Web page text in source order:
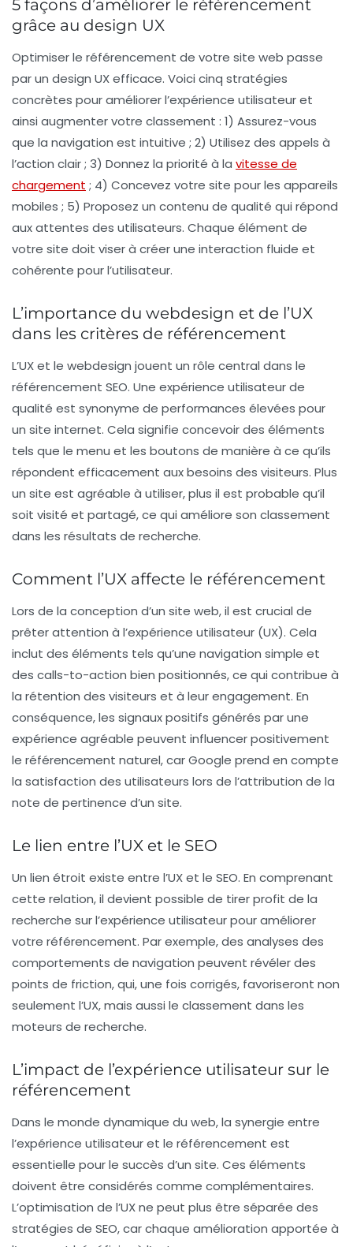
5 façons d’améliorer le référencement
grâce au design UX
Optimiser le référencement de votre site web passe
par un design UX efficace. Voici cinq stratégies
concrètes pour améliorer l’expérience utilisateuret
ainsi augmenter votre classement : 1) Assurez-vous
que la navigation est intuitive ; 2) Utilisez des appels à
l’action clair ; 3) Donnez la priorité à la vitesse de
chargement ; 4) Concevez votre site pour les appareils
mobiles ; 5) Proposez un contenu de qualité qui répond
aux attentes des utilisateurs. Chaque élément de
votre site doit viser à créer une interaction fluide et
cohérente pour l’utilisateur.
L’importance du webdesign et de l’UX
dans les critères de référencement
L’UXet le webdesign jouent un rôle central dans le
référencement SEO. Une expérience utilisateurde
qualité est synonyme de performances élevées pour
un site internet. Cela signifie concevoir des éléments
tels que le menu et les boutons de manière à ce qu’ils
répondent efficacement aux besoins des visiteurs. Plus
un site est agréable à utiliser, plus il est probable qu’il
soit visité et partagé, ce qui améliore son classement
dans les résultats de recherche.
Comment l’UX affecte le référencement
Lors de la conception d’un site web, il est crucial de
prêter attention à l’expérience utilisateur (UX). Cela
inclut des éléments tels qu’une navigation simple et
des calls-to-action bien positionnés, ce qui contribue à
la rétention des visiteurs et à leur engagement. En
conséquence, les signaux positifs générés par une
expérience agréable peuvent influencer positivement
le référencement naturel, car Google prend en compte
la satisfaction des utilisateurs lors de l’attribution de la
note de pertinence d’un site.
Le lien entre l’UX et le SEO
Un lien étroit existe entre l’UXet le SEO. En comprenant
cette relation, il devient possible de tirer profit de la
recherche sur l’expérience utilisateur pour améliorer
votre référencement. Par exemple, des analyses des
comportements de navigation peuvent révéler des
points de friction, qui, une fois corrigés, favoriseront non
seulement l’UX, mais aussi le classement dans les
moteurs de recherche.
L’impact de l’expérience utilisateur sur le
référencement
Dans le monde dynamique du web, la synergie entre
l’expérience utilisateuret le référencement est
essentielle pour le succès d’un site. Ces éléments
doivent être considérés comme complémentaires.
L’optimisation de l’UXne peut plus être séparée des
stratégies de SEO, car chaque amélioration apportée à